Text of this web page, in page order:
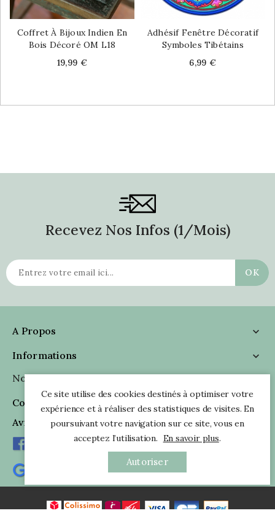
Coffret À Bijoux Indien En
Bois Décoré OM L18
Price
19,99 €
Adhésif Fenêtre Décoratif
Symboles Tibétains
Price
6,99 €
Recevez Nos Infos (1/mois)
A Propos

Informations

Nous Suivre

Coordonnées
Avis Clients
Ce site utilise des cookies destinés à optimiser votre
expérience et à réaliser des statistiques de visites. En
poursuivant votre navigation sur ce site, vous en
acceptez l’utilisation. En savoir plus.
Autoriser